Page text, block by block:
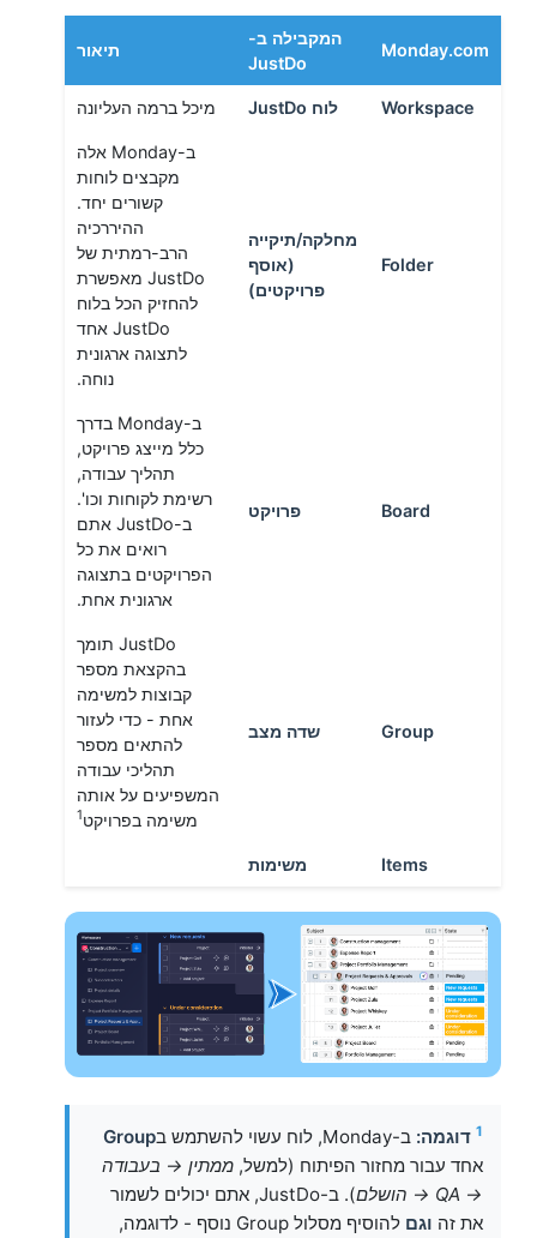
Monday.com
המקבילה ב-
JustDo
תיאור
Workspace לוח JustDo מיכל ברמה העליונה
Folder
מחלקה/תיקייה
(אוסף
פרויקטים)
ב-Monday אלה
מקבצים לוחות
קשורים יחד.
ההיררכיה
הרב-רמתית של
JustDo מאפשרת
להחזיק הכל בלוח
JustDo אחד
לתצוגה ארגונית
נוחה.
Board פרויקט
ב-Monday בדרך
כלל מייצג פרויקט,
תהליך עבודה,
רשימת לקוחות וכו'.
ב-JustDo אתם
רואים את כל
הפרויקטים בתצוגה
ארגונית אחת.
Group שדה מצב
JustDo תומך
בהקצאת מספר
קבוצות למשימה
אחת - כדי לעזור
להתאים מספר
תהליכי עבודה
המשפיעים על אותה
משימה בפרויקט 1
Items משימות
1 דוגמה: ב-Monday, לוח עשוי להשתמש ב
Group
אחד עבור מחזור הפיתוח (למשל, ממתין → בעבודה
→ QA → הושלם
). ב-JustDo, אתם יכולים לשמור
את זה וגם להוסיף מסלול Group נוסף - לדוגמה,